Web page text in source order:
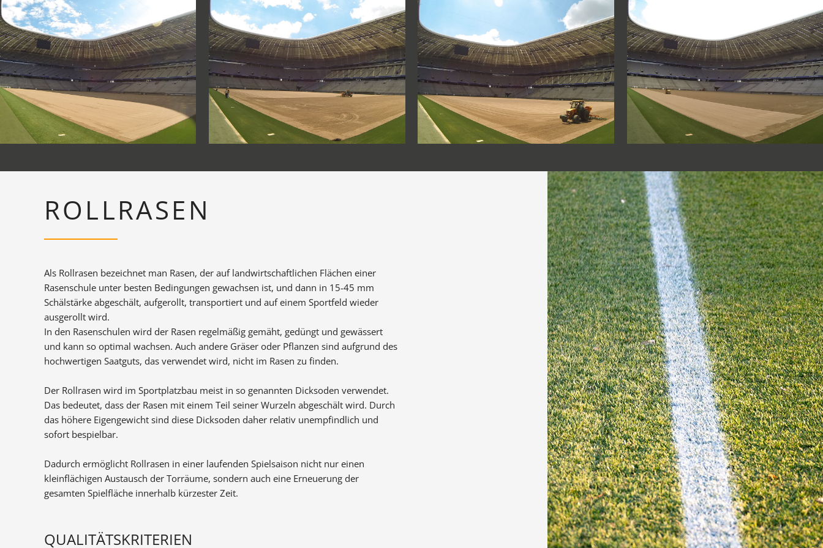
ROLLRASEN
Als Rollrasen bezeichnet man Rasen, der auf landwirtschaftlichen Flächen einer
Rasenschule unter besten Bedingungen gewachsen ist, und dann in 15-45 mm
Schälstärke abgeschält, aufgerollt, transportiert und auf einem Sportfeld wieder
ausgerollt wird.
In den Rasenschulen wird der Rasen regelmäßig gemäht, gedüngt und gewässert
und kann so optimal wachsen. Auch andere Gräser oder Pflanzen sind aufgrund des
hochwertigen Saatguts, das verwendet wird, nicht im Rasen zu finden.
Der Rollrasen wird im Sportplatzbau meist in so genannten Dicksoden verwendet.
Das bedeutet, dass der Rasen mit einem Teil seiner Wurzeln abgeschält wird. Durch
das höhere Eigengewicht sind diese Dicksoden daher relativ unempfindlich und
sofort bespielbar.
Dadurch ermöglicht Rollrasen in einer laufenden Spielsaison nicht nur einen
kleinflächigen Austausch der Torräume, sondern auch eine Erneuerung der
gesamten Spielfläche innerhalb kürzester Zeit.
QUALITÄTSKRITERIEN